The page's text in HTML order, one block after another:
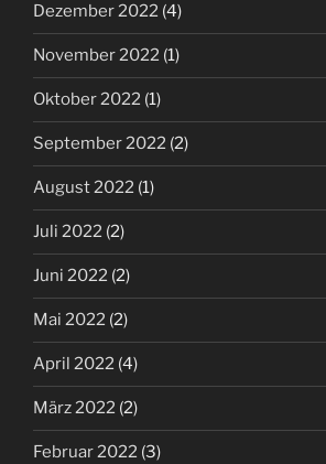
Dezember 2022 (4)
November 2022 (1)
Oktober 2022 (1)
September 2022 (2)
August 2022 (1)
Juli 2022 (2)
Juni 2022 (2)
Mai 2022 (2)
April 2022 (4)
März 2022 (2)
Februar 2022 (3)